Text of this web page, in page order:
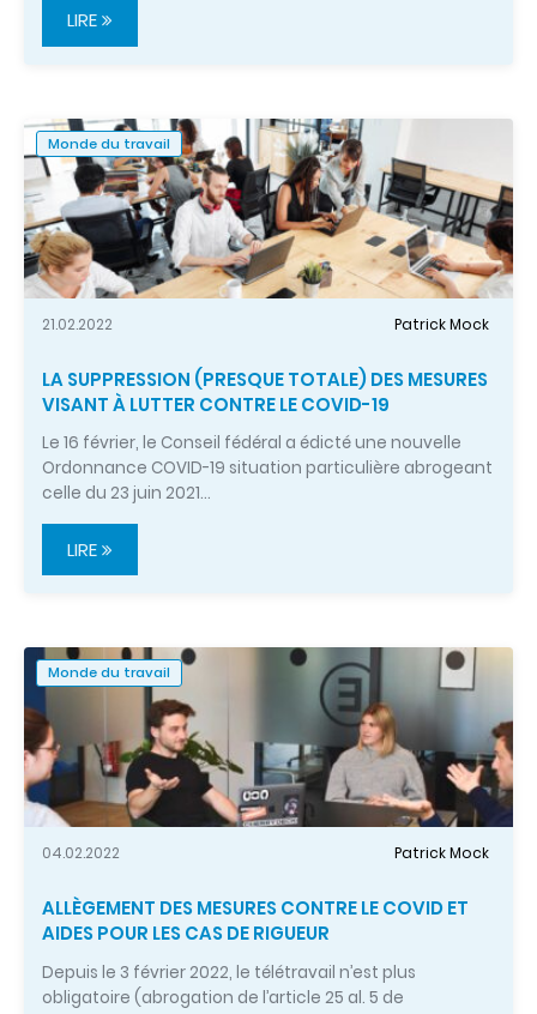
LIRE
Monde du travail
21.02.2022 Patrick Mock
LA SUPPRESSION (PRESQUE TOTALE) DES MESURES
VISANT À LUTTER CONTRE LE COVID-19
Le 16 février, le Conseil fédéral a édicté une nouvelle
Ordonnance COVID-19 situation particulière abrogeant
celle du 23 juin 2021…
LIRE
Monde du travail
04.02.2022 Patrick Mock
ALLÈGEMENT DES MESURES CONTRE LE COVID ET
AIDES POUR LES CAS DE RIGUEUR
Depuis le 3 février 2022, le télétravail n’est plus
obligatoire (abrogation de l’article 25 al. 5 de